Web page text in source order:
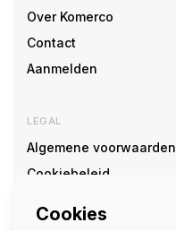
Over Komerco
Contact
Aanmelden
LEGAL
Algemene voorwaarden
Cookiebeleid